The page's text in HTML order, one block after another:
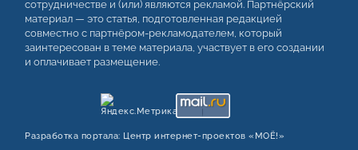
сотрудничестве и (или) являются рекламой. Партнёрский
материал — это статья, подготовленная редакцией
совместно с партнёром-рекламодателем, который
заинтересован в теме материала, участвует в его создании
и оплачивает размещение.
Разработка портала: Центр интернет‑проектов «МОЁ!»